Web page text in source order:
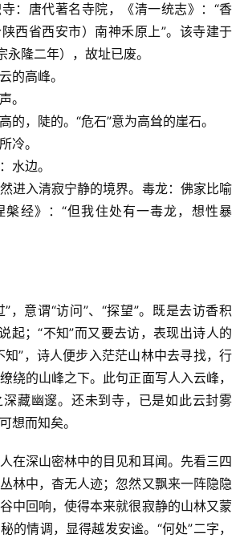
：唐代著名寺院，《清一统志》：“香
西省西安市）南神禾原上”。该寺建于
隆二年），故址已废。
的高峰。
。
，陡的。“危石”意为高耸的崖石。
冷。
水边。
进入清寂宁静的境界。毒龙：佛家比喻
槃经》：“但我住处有一毒龙，想性暴
”，意谓“访问”、“探望”。既是去访香积
起；“不知”而又要去访，表现出诗人的
知”，诗人便步入茫茫山林中去寻找，行
绕的山峰之下。此句正面写人入云峰，
藏幽邃。还未到寺，已是如此云封雾
想而知矣。
在深山密林中的目见和耳闻。先看三四
林中，杳无人迹；忽然又飘来一阵隐隐
中回响，使得本来就很寂静的山林又蒙
的情调，显得越发安谧。“何处”二字，